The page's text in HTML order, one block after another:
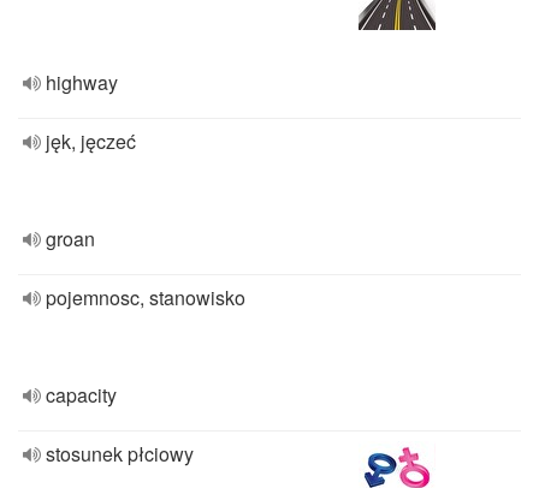
highway
jęk, jęczeć
groan
pojemnosc, stanowisko
capacity
stosunek płciowy